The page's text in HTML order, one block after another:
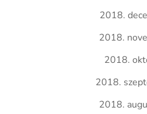
2018.
2018.
2018.
2018.
2018.